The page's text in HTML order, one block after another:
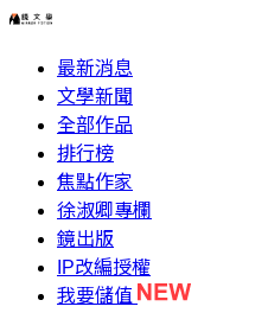
最新消息
文學新聞
全部作品
排行榜
焦點作家
徐淑卿專欄
鏡出版
IP改編授權
我要儲值